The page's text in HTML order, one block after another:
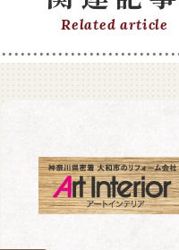
Related article